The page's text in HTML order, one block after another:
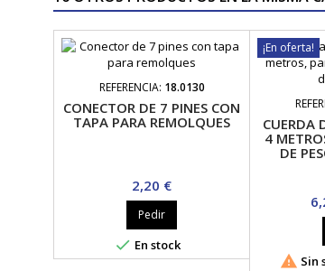
REFERENCIA: 18.0130
CONECTOR DE 7 PINES CON
TAPA PARA REMOLQUES
Precio
2,20 €
Pedir
 En stock
¡En oferta!
CUERDA
4
DE
 Sin